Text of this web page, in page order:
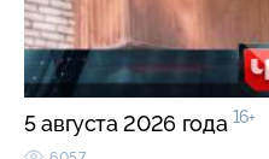
5 августа 2026 года 16+